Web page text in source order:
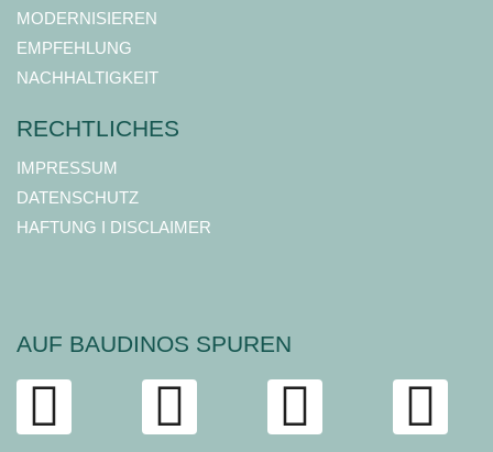
MODERNISIEREN
EMPFEHLUNG
NACHHALTIGKEIT
RECHTLICHES
IMPRESSUM
DATENSCHUTZ
HAFTUNG I DISCLAIMER
AUF BAUDINOS SPUREN